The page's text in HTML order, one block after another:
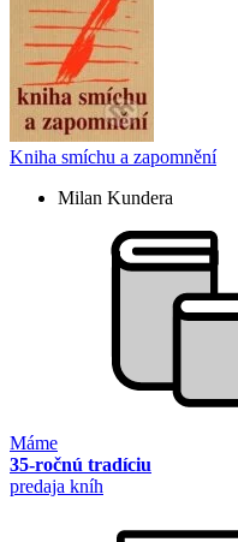
Kniha smíchu a zapomnění
Milan Kundera
Máme
35-ročnú tradíciu
predaja kníh